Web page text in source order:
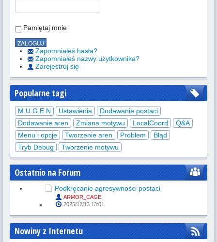
Pamiętaj mnie
Zapomniałeś hasła?
Zapomniałeś nazwy użytkownika?
Zarejestruj się
Popularne tagi
M.U.G.E.N Ustawienia
Dodawanie postaci
Dodawanie aren
Zmiana motywu LocalCoord
Q&A
Menu i opcje
Tworzenie aren Problem
Błąd
Tryb Debug
Tworzenie motywu
Ostatnio na Forum
Podkręcanie agresywności postaci
ARMOR_CAGE
2025/12/13 13:01
Nowiny z Internetu